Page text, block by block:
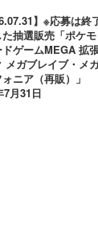
】※応募は終
た抽選販売「ポケモ
ドゲームMEGA 拡
メガブレイブ・メ
ニア（再販）」
7月31日